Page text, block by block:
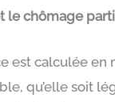
le chômage
est calculée
qu’elle soit